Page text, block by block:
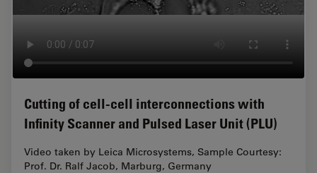
Cutting of cell-cell interconnections with
Infinity Scanner and Pulsed Laser Unit (PLU)
Video taken by Leica Microsystems, Sample Courtesy:
Prof. Dr. Ralf Jacob, Marburg, Germany